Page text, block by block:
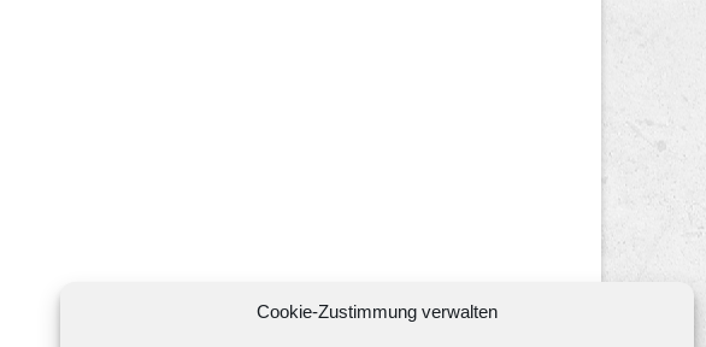
Cookie-Zustimmung verwalten